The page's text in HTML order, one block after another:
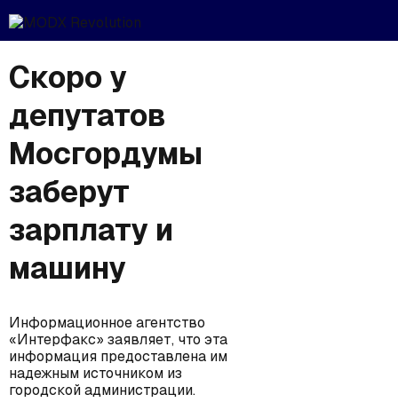
Скоро у
депутатов
Мосгордумы
заберут
зарплату и
машину
Информационное агентство
«Интерфакс» заявляет, что эта
информация предоставлена им
надежным источником из
городской администрации.